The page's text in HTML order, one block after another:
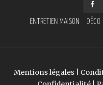
ENTRETIEN MAISON DÉCO
Mentions légales